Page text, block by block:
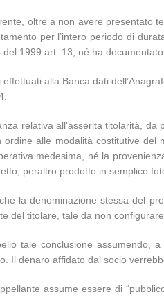
oltre a non avere presentato
per l’intero periodo di
1999 art. 13, né ha
alla Banca dati
relativa all’asserita titolarità,
ordine alle modalità costitutive
medesima, né la
peraltro prodotto in semplice
la denominazione stessa del
del titolare, tale da non
tale conclusione assumendo,
Il denaro affidato dal socio
assume essere di